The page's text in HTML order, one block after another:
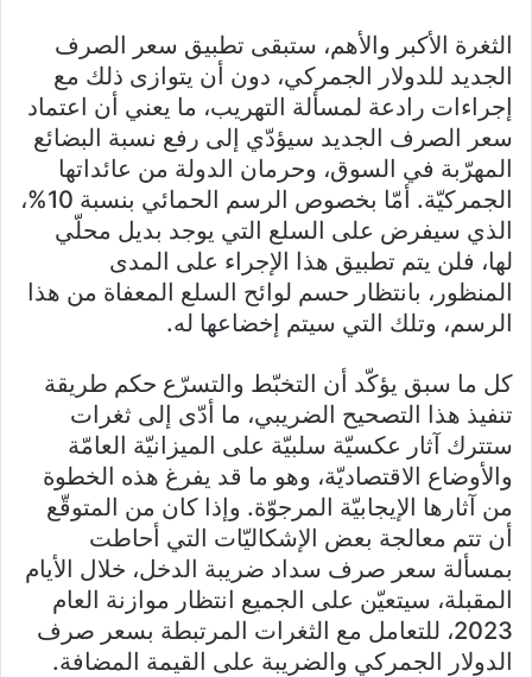
الثغرة الأكبر والأهم، ستبقى تطبيق سعر الصرف
الجديد للدولار الجمركي، دون أن يتوازى ذلك مع
إجراءات رادعة لمسألة التهريب، ما يعني أن اعتماد
سعر الصرف الجديد سيؤدّي إلى رفع نسبة البضائع
المهرّبة في السوق، وحرمان الدولة من عائداتها
الجمركيّة. أمّا بخصوص الرسم الحمائي بنسبة 10%،
الذي سيفرض على السلع التي يوجد بديل محلّي
لها، فلن يتم تطبيق هذا الإجراء على المدى
المنظور، بانتظار حسم لوائح السلع المعفاة من هذا
الرسم، وتلك التي سيتم إخضاعها له.
كل ما سبق يؤكّد أن التخبّط والتسرّع حكم طريقة
تنفيذ هذا التصحيح الضريبي، ما أدّى إلى ثغرات
ستترك آثار عكسيّة سلبيّة على الميزانيّة العامّة
والأوضاع الاقتصاديّة، وهو ما قد يفرغ هذه الخطوة
من آثارها الإيجابيّة المرجوّة. وإذا كان من المتوقّع
أن تتم معالجة بعض الإشكاليّات التي أحاطت
بمسألة سعر صرف سداد ضريبة الدخل، خلال الأيام
المقبلة، سيتعيّن على الجميع انتظار موازنة العام
2023، للتعامل مع الثغرات المرتبطة بسعر صرف
الدولار الجمركي والضريبة على القيمة المضافة.